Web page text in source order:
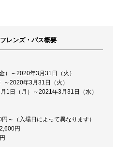
レンズ・パス概要
）～2020年3月31日（火）
2020年3月31日（火）
1日（月）～2021年3月31日（水）
～（入場日によって異なります）
円